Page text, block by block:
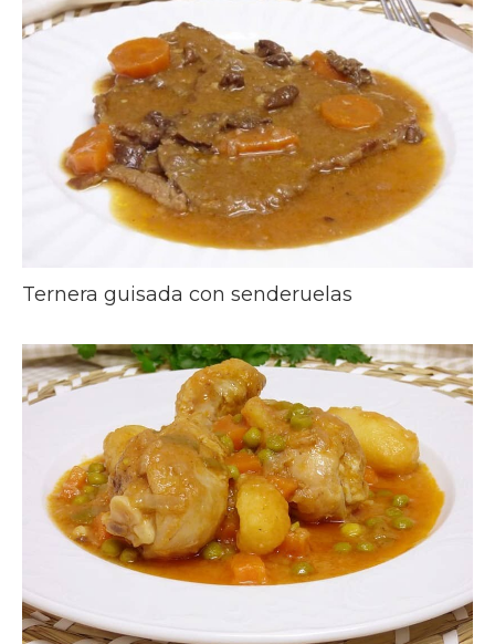
Ternera guisada con senderuelas